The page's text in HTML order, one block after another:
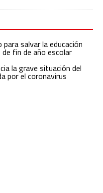
salvar la educación
de fin de año escolar
la grave situación del
por el coronavirus